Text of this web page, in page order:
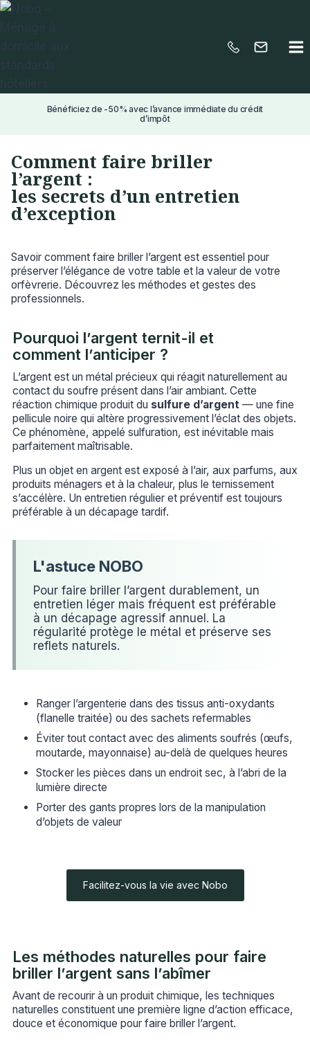
Aller
Bénéficiez de -50% avec l’avance immédiate du crédit
d’impôt
Comment faire briller
l’argent :
les secrets d’un entretien
d’exception
Savoir comment faire briller l’argent est essentiel pour
préserver l’élégance de votre table et la valeur de votre
orfèvrerie. Découvrez les méthodes et gestes des
professionnels.
Pourquoi l’argent ternit-il et
comment l’anticiper ?
L’argent est un métal précieux qui réagit naturellement au
contact du soufre présent dans l’air ambiant. Cette
réaction chimique produit du sulfure d’argent — une fine
pellicule noire qui altère progressivement l’éclat des objets.
Ce phénomène, appelé sulfuration, est inévitable mais
parfaitement maîtrisable.
Plus un objet en argent est exposé à l’air, aux parfums, aux
produits ménagers et à la chaleur, plus le ternissement
s’accélère. Un entretien régulier et préventif est toujours
préférable à un décapage tardif.
Pour faire briller l’argent durablement, un
entretien léger mais fréquent est préférable
à un décapage agressif annuel. La
régularité protège le métal et préserve ses
reflets naturels.
Ranger l’argenterie dans des tissus anti-oxydants
(flanelle traitée) ou des sachets refermables
Éviter tout contact avec des aliments soufrés (œufs,
moutarde, mayonnaise) au-delà de quelques heures
Stocker les pièces dans un endroit sec, à l’abri de la
lumière directe
Porter des gants propres lors de la manipulation
d’objets de valeur
Facilitez-vous la vie avec Nobo
Les méthodes naturelles pour faire
briller l’argent sans l’abîmer
Avant de recourir à un produit chimique, les techniques
naturelles constituent une première ligne d’action efficace,
douce et économique pour faire briller l’argent.